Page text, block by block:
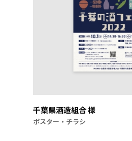
千葉県酒造組合 様
ポスター・チラシ